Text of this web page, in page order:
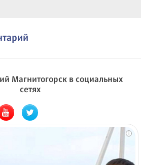
Магнитогорск в социальных
сетях
i